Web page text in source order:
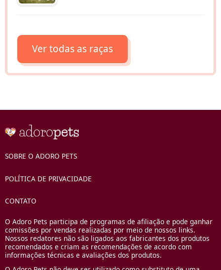
Ver todas as raças
SOBRE O ADORO PETS
POLÍTICA DE PRIVACIDADE
CONTATO
O Adoro Pets participa de programas de afiliação e pode ganhar
comissões por vendas realizadas por meio de nossos links.
Nossos redatores não são ligados aos fabricantes dos produtos
recomendados e criam as recomendações de acordo com
informações técnicas e avaliações dos produtos.